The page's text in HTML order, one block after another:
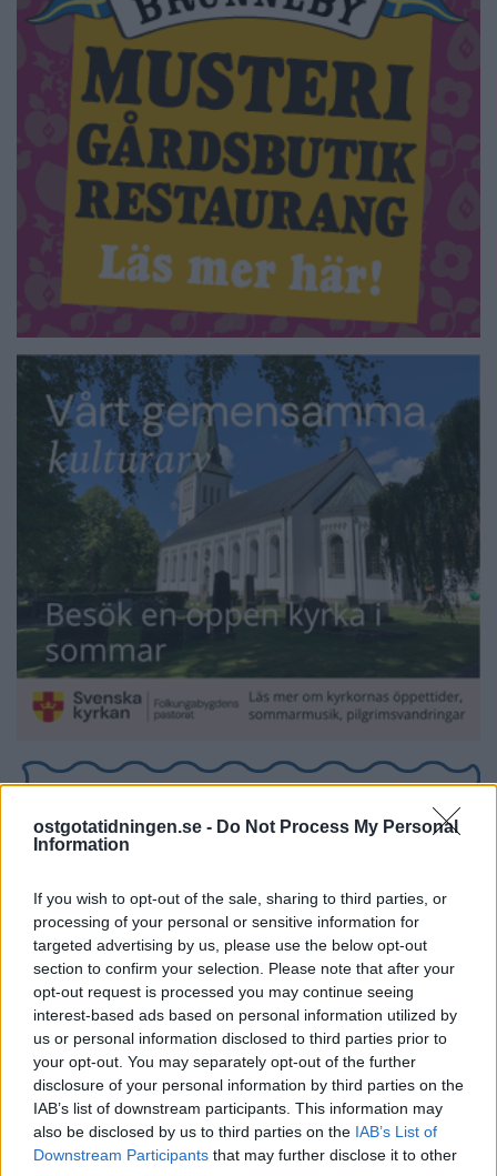
ostgotatidningen.se - Do Not Process My Personal
Information
If you wish to opt-out of the sale, sharing to third parties, or
processing of your personal or sensitive information for
targeted advertising by us, please use the below opt-out
section to confirm your selection. Please note that after your
opt-out request is processed you may continue seeing
interest-based ads based on personal information utilized by
us or personal information disclosed to third parties prior to
your opt-out. You may separately opt-out of the further
disclosure of your personal information by third parties on the
IAB’s list of downstream participants. This information may
also be disclosed by us to third parties on the IAB’s List of
Downstream Participants that may further disclose it to other